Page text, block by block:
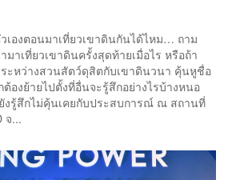
เองตอนมาเที่ยวเขาดินกันได้ไหม… ถาม
มาเที่ยวเขาดินครั้งสุดท้ายเมื่อไร หรือถ้า
ะหว่างสวนสัตว์ดุสิตกับเขาดินวนา คุ้นหูชื่อ
องย้ายไปตั้งที่อื่นจะรู้สึกอย่างไรบ้างหนอ
งรู้สึกไม่คุ้นเคยกับประสบการณ์ ณ สถานที่
จ...